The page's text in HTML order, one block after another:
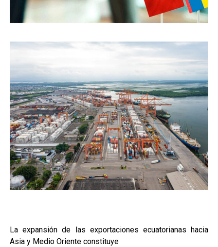
La expansión de las exportaciones ecuatorianas hacia
Asia y Medio Oriente constituye